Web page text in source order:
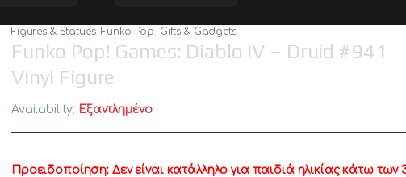
Figures & Statues, Funko Pop, Gifts & Gadgets
Funko Pop! Games: Diablo IV – Druid #941
Vinyl Figure
Availability: Εξαντλημένο
Προειδοποίηση: Δεν είναι κατάλληλο για παιδιά ηλικίας κάτω των